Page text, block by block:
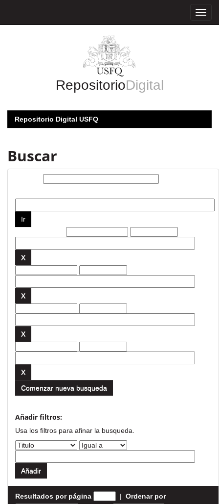
RepositorioDigital
Repositorio Digital USFQ
Buscar
Comenzar nueva busqueda
Añadir filtros:
Usa los filtros para afinar la busqueda.
Resultados por página | Ordenar por